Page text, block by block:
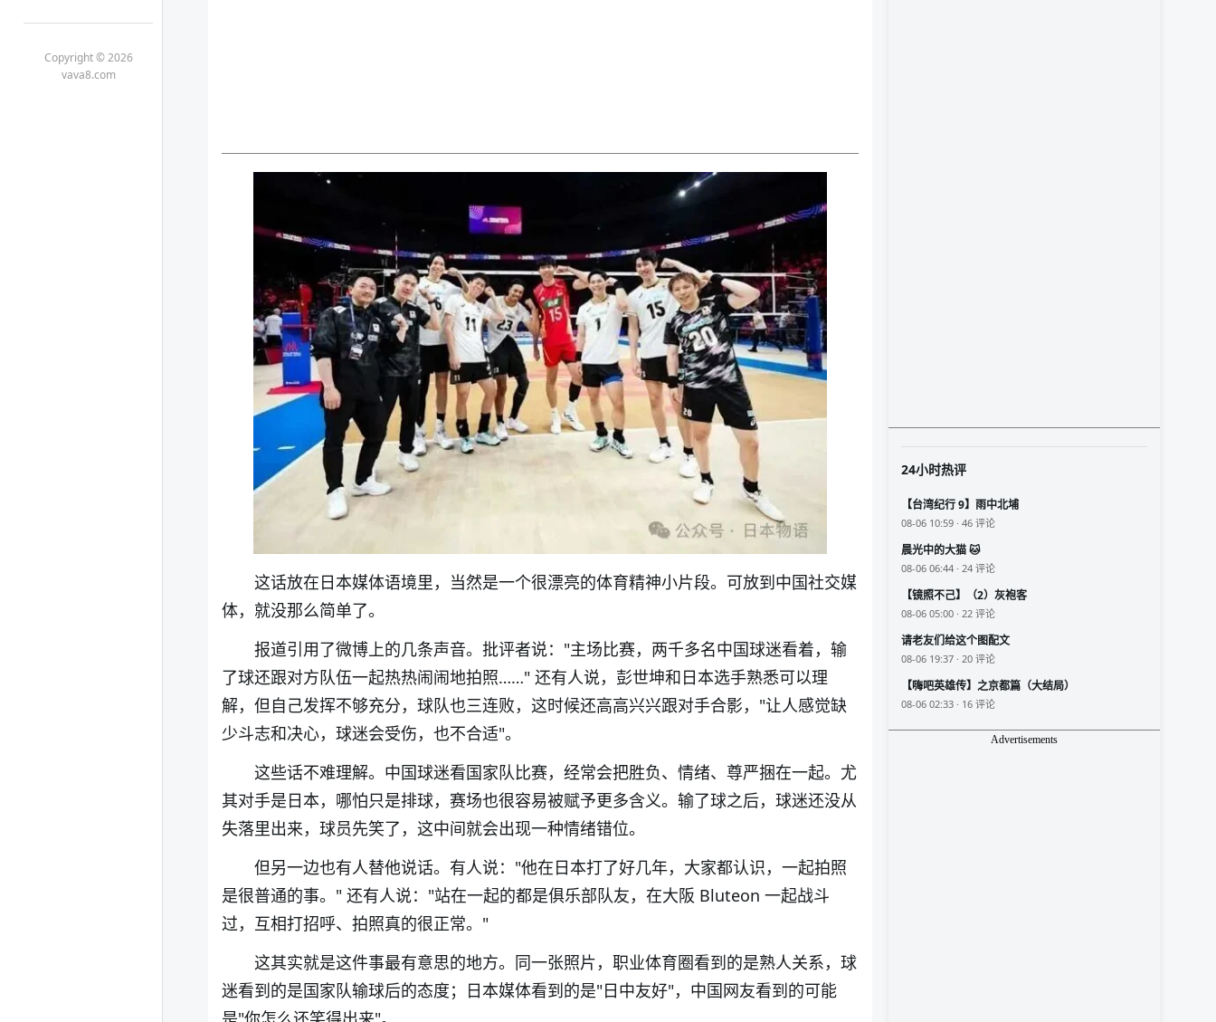
Copyright © 2026
vava8.com
这话放在日本媒体语境里，当然是一个很漂亮的体育精神小片段。可放到中国社交媒
体，就没那么简单了。
报道引用了微博上的几条声音。批评者说："主场比赛，两千多名中国球迷看着，输
了球还跟对方队伍一起热热闹闹地拍照……" 还有人说，彭世坤和日本选手熟悉可以理
解，但自己发挥不够充分，球队也三连败，这时候还高高兴兴跟对手合影，"让人感觉缺
少斗志和决心，球迷会受伤，也不合适"。
这些话不难理解。中国球迷看国家队比赛，经常会把胜负、情绪、尊严捆在一起。尤
其对手是日本，哪怕只是排球，赛场也很容易被赋予更多含义。输了球之后，球迷还没从
失落里出来，球员先笑了，这中间就会出现一种情绪错位。
但另一边也有人替他说话。有人说："他在日本打了好几年，大家都认识，一起拍照
是很普通的事。" 还有人说："站在一起的都是俱乐部队友，在大阪 Bluteon 一起战斗
过，互相打招呼、拍照真的很正常。"
这其实就是这件事最有意思的地方。同一张照片，职业体育圈看到的是熟人关系，球
迷看到的是国家队输球后的态度；日本媒体看到的是"日中友好"，中国网友看到的可能
24小时热评
【台湾纪行 9】雨中北埔
08-06 10:59 · 46 评论
晨光中的大猫 🐱
08-06 06:44 · 24 评论
【镜照不己】（2）灰袍客
08-06 05:00 · 22 评论
请老友们给这个图配文
08-06 19:37 · 20 评论
【嗨吧英雄传】之京都篇（大结局）
08-06 02:33 · 16 评论
Advertisements